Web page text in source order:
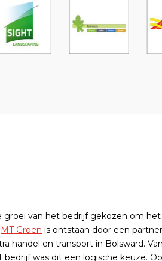
groei van het bedrijf gekozen om
MT Groen is ontstaan door een
handel en transport in Bolsward.
was dit een logische keuze.